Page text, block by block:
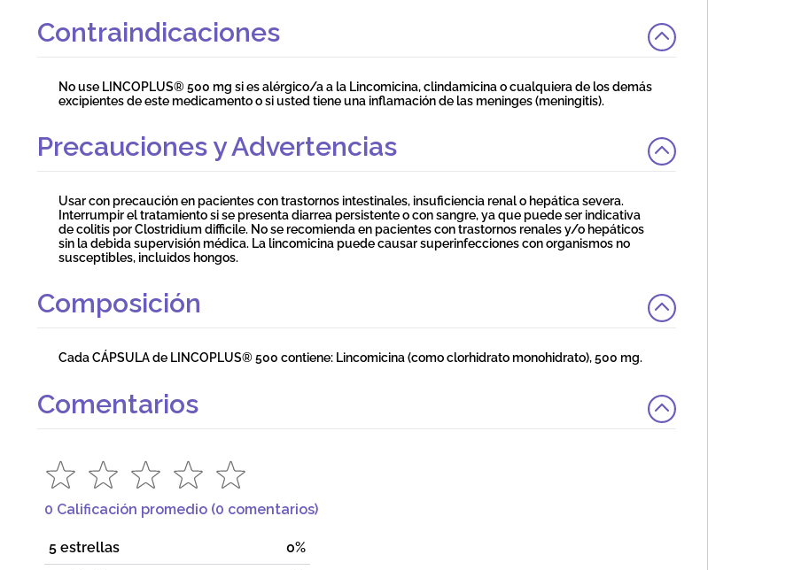
Contraindicaciones
No use LINCOPLUS® 500 mg si es alérgico/a a la Lincomicina, clindamicina o cualquiera de los demás
excipientes de este medicamento o si usted tiene una inflamación de las meninges (meningitis).
Precauciones y Advertencias
Usar con precaución en pacientes con trastornos intestinales, insuficiencia renal o hepática severa.
Interrumpir el tratamiento si se presenta diarrea persistente o con sangre, ya que puede ser indicativa
de colitis por Clostridium difficile. No se recomienda en pacientes con trastornos renales y/o hepáticos
sin la debida supervisión médica. La lincomicina puede causar superinfecciones con organismos no
susceptibles, incluidos hongos.
Composición
Cada CÁPSULA de LINCOPLUS® 500 contiene: Lincomicina (como clorhidrato monohidrato), 500 mg.
Comentarios
0 Calificación promedio (0 comentarios)
5 estrellas
0%